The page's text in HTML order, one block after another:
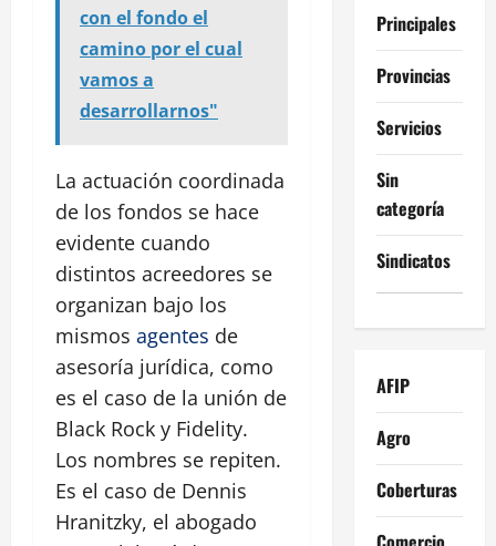
con el fondo el
camino por el cual
vamos a
desarrollarnos"
La actuación coordinada
de los fondos se hace
evidente cuando
distintos acreedores se
organizan bajo los
mismos agentes de
asesoría jurídica, como
es el caso de la unión de
Black Rock y Fidelity.
Los nombres se repiten.
Es el caso de Dennis
Hranitzky, el abogado
Principales
Provincias
Servicios
Sin
categoría
Sindicatos
AFIP
Agro
Coberturas